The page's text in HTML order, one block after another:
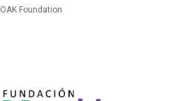
OAK Foundation